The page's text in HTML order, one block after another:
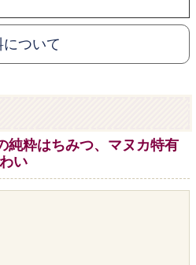
ついて
純粋はちみつ、マヌカ特有
い